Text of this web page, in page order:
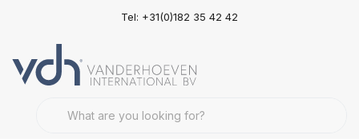
Tel: +31(0)182 35 42 42